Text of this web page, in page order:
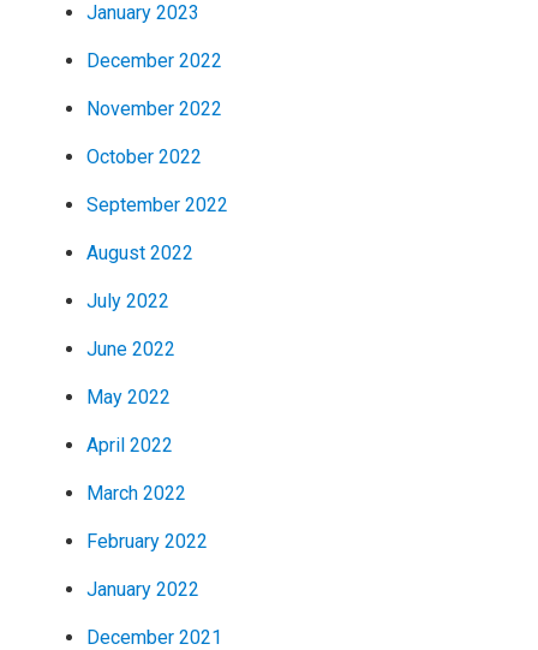
January 2023
December 2022
November 2022
October 2022
September 2022
August 2022
July 2022
June 2022
May 2022
April 2022
March 2022
February 2022
January 2022
December 2021